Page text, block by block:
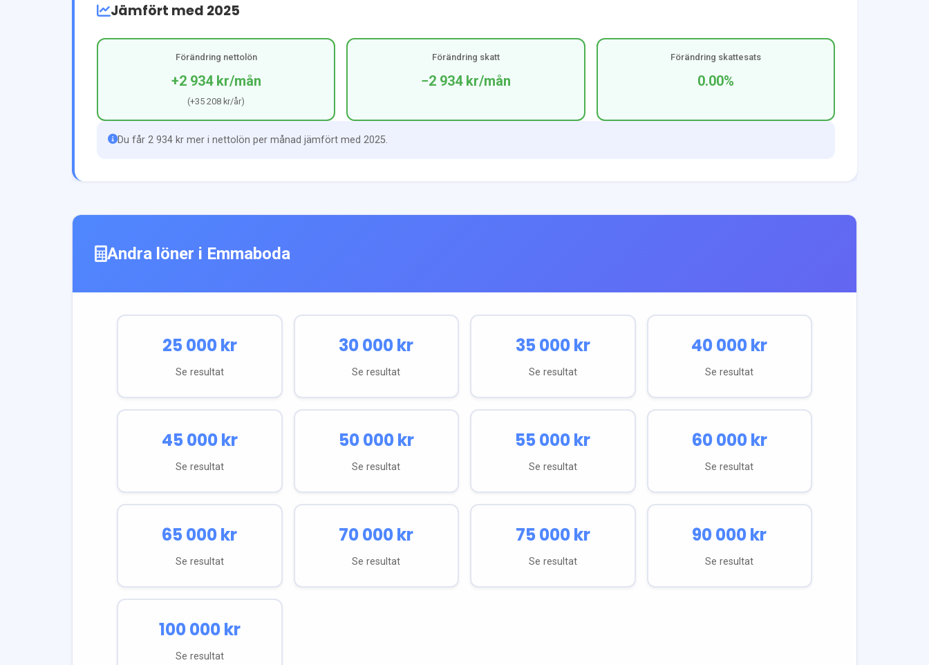
Jämfört med 2025
Förändring nettolön
+2 934 kr/mån
(+35 208 kr/år)
Förändring skatt
−2 934 kr/mån
Förändring skattesats
0.00%
Du får 2 934 kr mer i nettolön per månad jämfört med 2025.
Andra löner i Emmaboda
25 000kr
Se resultat
30 000kr
Se resultat
35 000kr
Se resultat
40 000kr
Se resultat
45 000kr
Se resultat
50 000kr
Se resultat
55 000kr
Se resultat
60 000kr
Se resultat
65 000kr
Se resultat
70 000kr
Se resultat
75 000kr
Se resultat
90 000kr
Se resultat
100 000kr
Se resultat